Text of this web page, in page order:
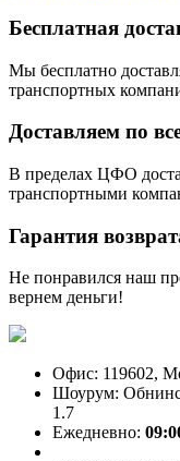
Бесплатная
Мы бесплатно
транспортных
Доставляем по
В пределах ЦФО
транспортными
Гарантия
Не понравился наш
вернем деньги!
Офис: 119602,
Шоурум:
1.7
Ежедневно: